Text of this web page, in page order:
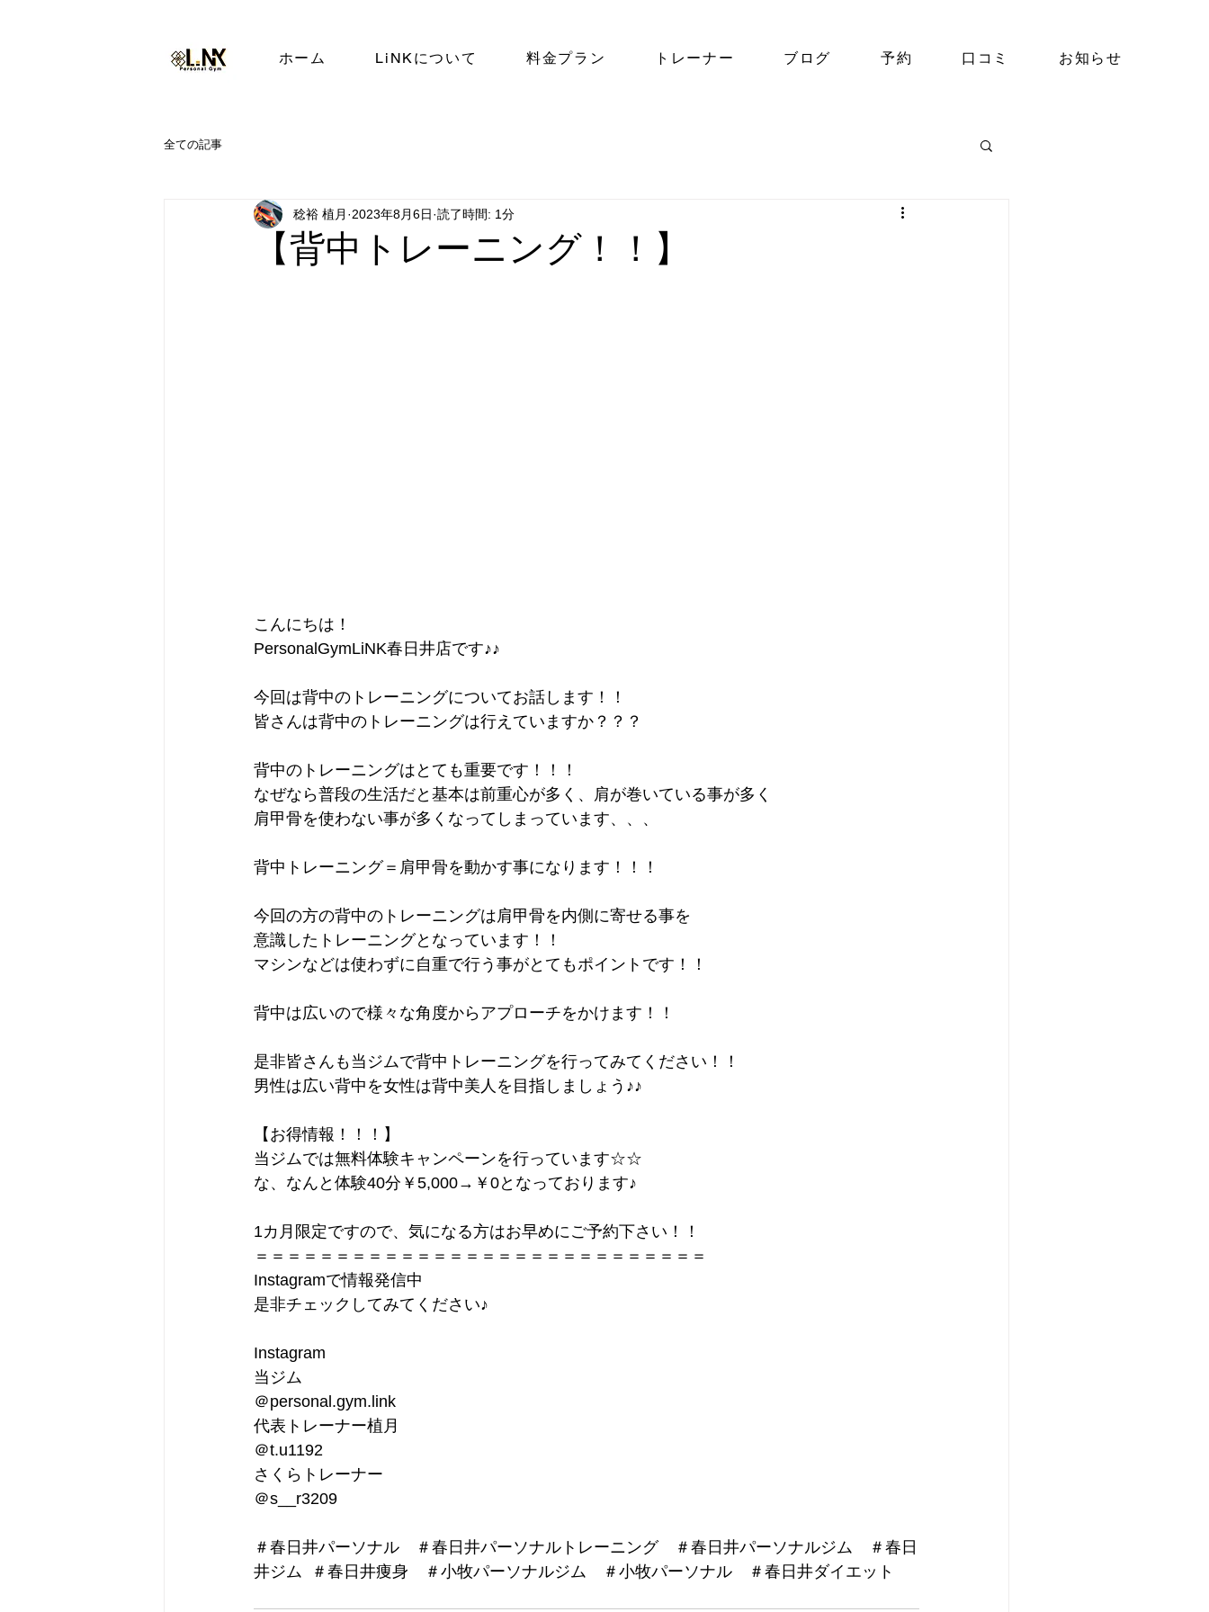
ホーム LiNKについて 料金プラン トレーナー ブログ 予約 口コミ お知らせ
全ての記事
【背中トレーニング！！】
稔裕 植月 2023年8月6日 読了時間: 1分
こんにちは！
PersonalGymLiNK春日井店です♪♪
今回は背中のトレーニングについてお話します！！
皆さんは背中のトレーニングは行えていますか？？？
背中のトレーニングはとても重要です！！！
なぜなら普段の生活だと基本は前重心が多く、肩が巻いている事が多く
肩甲骨を使わない事が多くなってしまっています、、、
背中トレーニング＝肩甲骨を動かす事になります！！！
今回の方の背中のトレーニングは肩甲骨を内側に寄せる事を
意識したトレーニングとなっています！！
マシンなどは使わずに自重で行う事がとてもポイントです！！
背中は広いので様々な角度からアプローチをかけます！！
是非皆さんも当ジムで背中トレーニングを行ってみてください！！
男性は広い背中を女性は背中美人を目指しましょう♪♪
【お得情報！！！】
当ジムでは無料体験キャンペーンを行っています☆☆
な、なんと体験40分￥5,000→￥0となっております♪
1カ月限定ですので、気になる方はお早めにご予約下さい！！
＝＝＝＝＝＝＝＝＝＝＝＝＝＝＝＝＝＝＝＝＝＝＝＝＝＝＝＝
Instagramで情報発信中
是非チェックしてみてください♪
Instagram
当ジム
＠personal.gym.link
代表トレーナー植月
＠t.u1192
さくらトレーナー
＠s__r3209
＃春日井パーソナル　＃春日井パーソナルトレーニング　＃春日井パーソナルジム　＃春日
井ジム  ＃春日井痩身　＃小牧パーソナルジム　＃小牧パーソナル　＃春日井ダイエット